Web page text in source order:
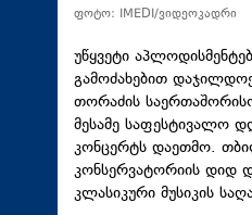
სამართალი
თავდაცვა
რეგიონი
კულტურა
სპორტი
ტექნოლოგიები
ფოტო: IMEDI/ვიდეოკადრი
უწყვეტი
გამოძახებით
თორაძის
მესამე საფესტივალო
კონცერტს დაეთმო.
კონსერვატორიის დიდ
კლასიკური მუსიკის